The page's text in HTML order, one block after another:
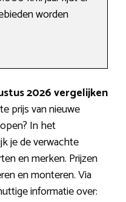
worden
2026 vergelijken
prijs van nieuwe
In het
je de verwachte
en merken. Prijzen
en monteren. Via
informatie over: